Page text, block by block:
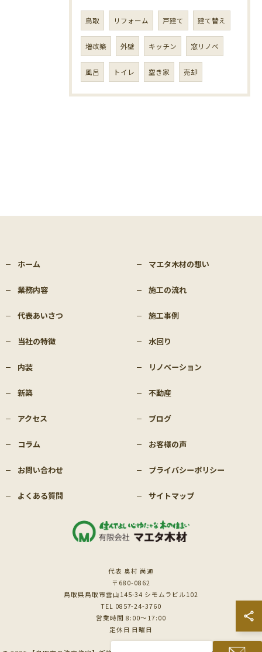
鳥取 リフォーム 戸建て 建て替え
増改築 外壁 キッチン 窓リノベ
風呂 トイレ 空き家 売却
ホーム マエタ木材の想い
業務内容 施工の流れ
代表あいさつ 施工事例
当社の特徴 水回り
内装 リノベーション
新築 不動産
アクセス ブログ
コラム お客様の声
お問い合わせ プライバシーポリシー
よくある質問 サイトマップ
代表 奥村 尚通
〒680-0862
鳥取県鳥取市雲山145-34 シモムラビル102
TEL 0857-24-3760
営業時間 8:00～17:00
定休日 日曜日